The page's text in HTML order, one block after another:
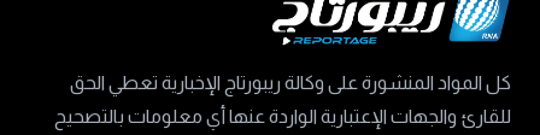
كل المواد المنشورة على وكالة ريبورتاج الإخبارية تعطي الحق
للقارئ والجهات الإعتبارية الواردة عنها أي معلومات بالتصحيح